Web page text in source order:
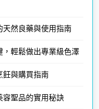
天然良藥與使用指南
輕鬆做出專業級色澤
飪與購買指南
容聖品的實用秘訣